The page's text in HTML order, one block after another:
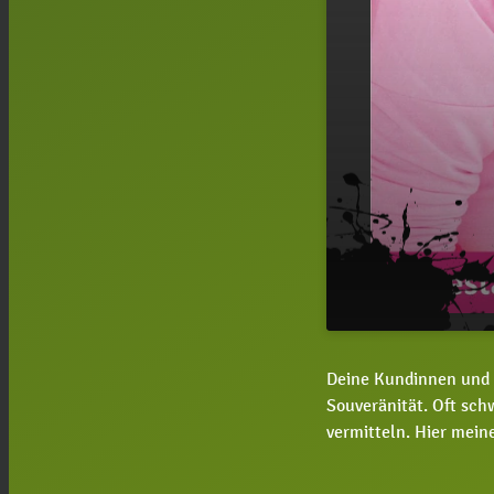
play_arrow vermeiden
Deine Kundinnen
Souveränität. Oft
vermitteln. Hier